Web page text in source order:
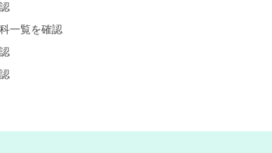
一覧を確認